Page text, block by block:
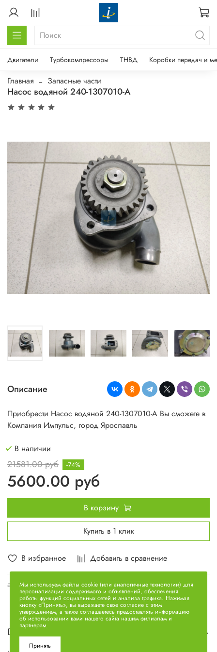
Двигатели Турбокомпрессоры ТНВД Коробки передач и
Главная Запасные части
Насос водяной 240-1307010-А
В избранное Добавить в сравнение
арт.240-1307010-А
Описание
Приобрести Насос водяной 240-1307010-А Вы сможете в
Компания Импульс, город Ярославль
В наличии
21581.00 руб
5600.00 руб
-74%
В корзину
Купить в 1 клик
Описание
Мы используем файлы cookie (или аналогичные технологии) для
персонализации содержимого и объявлений, обеспечения
работы функций социальных сетей и анализа трафика. Нажимая
кнопку «Принять», вы выражаете свое согласие с этим
утверждением, а также соглашаетесь предоставлять информацию
об использовании вами нашего сайта нашим филиалам и
партнерам.
Принять